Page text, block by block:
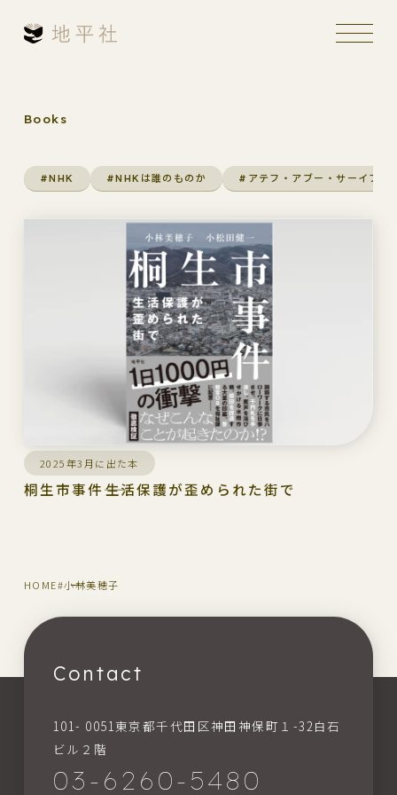
Books
#NHK #NHKは誰のものか #アテフ・アブー・サーイフ
2025年3月に出た本
桐生市事件――生活保護が歪められた街で
HOME#小林美穂子
Contact
101- 0051東京都千代田区神田神保町１-32白石
ビル２階
03-6260-5480